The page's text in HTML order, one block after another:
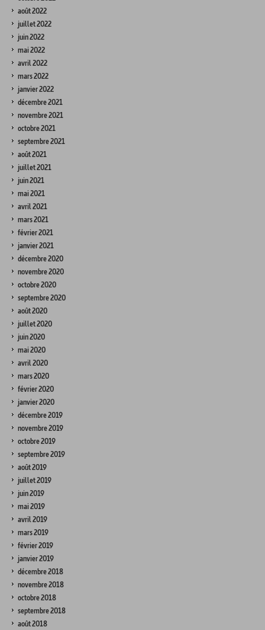
août 2022
juillet 2022
juin 2022
mai 2022
avril 2022
mars 2022
janvier 2022
décembre 2021
novembre 2021
octobre 2021
septembre 2021
août 2021
juillet 2021
juin 2021
mai 2021
avril 2021
mars 2021
février 2021
janvier 2021
décembre 2020
novembre 2020
octobre 2020
septembre 2020
août 2020
juillet 2020
juin 2020
mai 2020
avril 2020
mars 2020
février 2020
janvier 2020
décembre 2019
novembre 2019
octobre 2019
septembre 2019
août 2019
juillet 2019
juin 2019
mai 2019
avril 2019
mars 2019
février 2019
janvier 2019
décembre 2018
novembre 2018
octobre 2018
septembre 2018
août 2018